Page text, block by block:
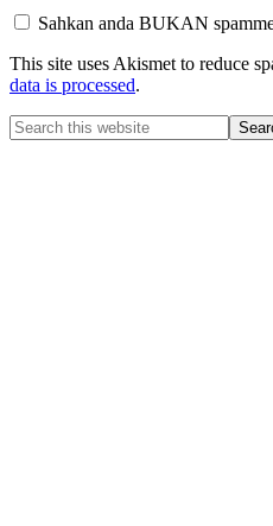
Sahkan anda BUKAN
This site uses Akismet to reduce
data is processed.